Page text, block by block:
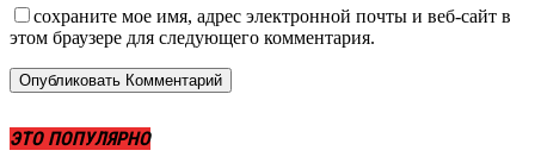
сохраните мое имя, адрес электронной почты и веб-сайт в
этом браузере для следующего комментария.
ЭТО ПОПУЛЯРНО